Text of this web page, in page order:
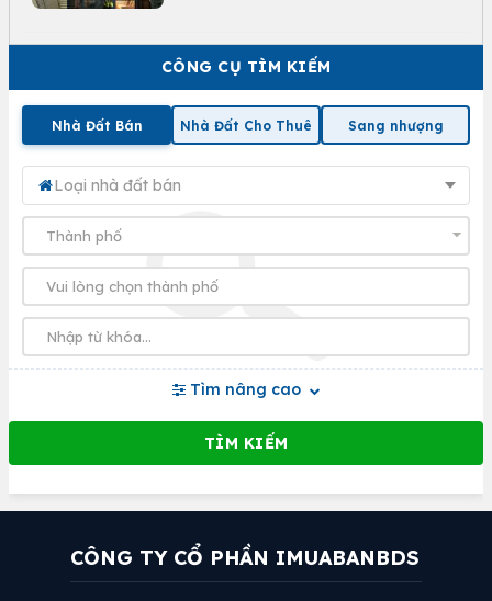
CÔNG CỤ TÌM KIẾM
Nhà Đất Bán Nhà Đất Cho Thuê Sang nhượng
Loại nhà đất bán
Tìm nâng cao
CÔNG TY CỔ PHẦN IMUABANBDS